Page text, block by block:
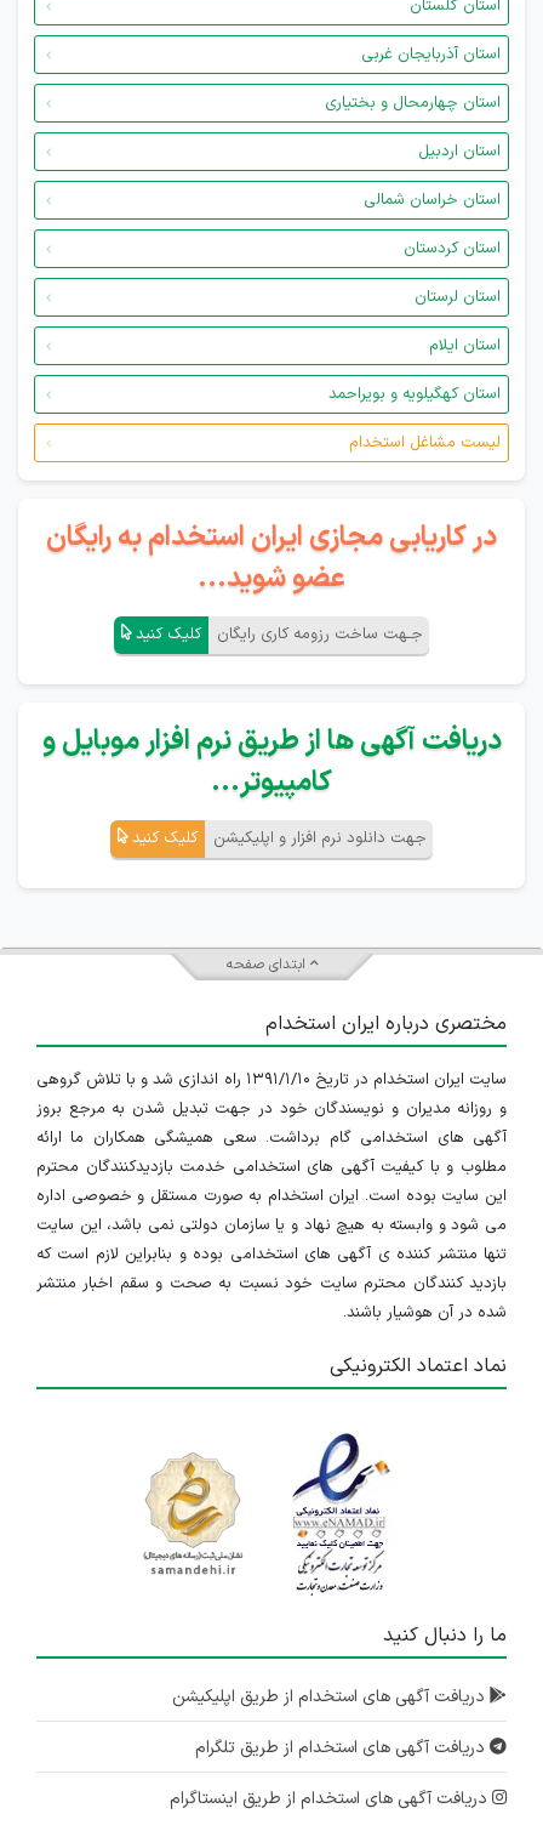
استان گلستان
استان آذربایجان غربی
استان چهارمحال و بختیاری
استان اردبیل
استان خراسان شمالی
استان کردستان
استان لرستان
استان ایلام
استان کهگیلویه و بویراحمد
لیست مشاغل استخدام
در کاریابی مجازی ایران استخدام به رایگان
عضو شوید...
جـهت ساخت رزومه کاری رایگان کلیک کنید
دریافت آگهی ها از طریق نرم افزار موبایل و
کامپیوتر...
جهت دانلود نرم افزار و اپلیکیشن کلیک کنید
ابتدای صفحه
مختصری درباره ایران استخدام
سایت ایران استخدام در تاریخ ۱۳۹۱/۱/۱۰ راه اندازی شد و با تلاش گروهی
و روزانه مدیران و نویسندگان خود در جهت تبدیل شدن به مرجع بروز
آگهی های استخدامی گام برداشت. سعی همیشگی همکاران ما ارائه
مطلوب و با کیفیت آگهی های استخدامی خدمت بازدیدکنندگان محترم
این سایت بوده است. ایران استخدام به صورت مستقل و خصوصی اداره
می شود و وابسته به هیچ نهاد و یا سازمان دولتی نمی باشد، این سایت
تنها منتشر کننده ی آگهی های استخدامی بوده و بنابراین لازم است که
بازدید کنندگان محترم سایت خود نسبت به صحت و سقم اخبار منتشر
شده در آن هوشیار باشند.
نماد اعتماد الکترونیکی
ما را دنبال کنید
دریافت آگهی های استخدام از طریق اپلیکیشن
دریافت آگهی های استخدام از طریق تلگرام
دریافت آگهی های استخدام از طریق اینستاگرام